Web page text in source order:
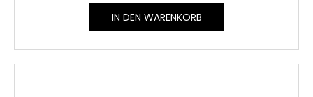
IN DEN WARENKORB